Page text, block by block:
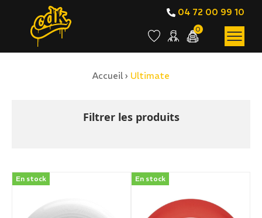
04 72 00 99 10
0
BOUTIQUE EN LIGNE
Accueil › Ultimate
Filtrer les produits
En stock En stock